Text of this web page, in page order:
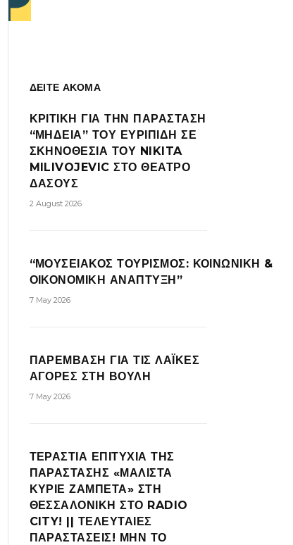
ΔΕΙΤΕ ΑΚΟΜΑ
ΚΡΙΤΙΚΗ ΓΙΑ ΤΗΝ ΠΑΡΑΣΤΑΣΗ
“ΜΗΔΕΙΑ” ΤΟΥ ΕΥΡΙΠΙΔΗ ΣΕ
ΣΚΗΝΟΘΕΣΙΑ ΤΟΥ NIKITA
MILIVOJEVIC ΣΤΟ ΘΕΑΤΡΟ
ΔΑΣΟΥΣ
2 August 2026
“ΜΟΥΣΕΙΑΚΟΣ ΤΟΥΡΙΣΜΟΣ: ΚΟΙΝΩΝΙΚΗ &
ΟΙΚΟΝΟΜΙΚΗ ΑΝΑΠΤΥΞΗ”
7 May 2026
ΠΑΡΕΜΒΑΣΗ ΓΙΑ ΤΙΣ ΛΑΪΚΕΣ
ΑΓΟΡΕΣ ΣΤΗ ΒΟΥΛΗ
7 May 2026
ΤΕΡΑΣΤΙΑ ΕΠΙΤΥΧΙΑ ΤΗΣ
ΠΑΡΑΣΤΑΣΗΣ «ΜΑΛΙΣΤΑ
ΚΥΡΙΕ ΖΑΜΠΕΤΑ» ΣΤΗ
ΘΕΣΣΑΛΟΝΙΚΗ ΣΤΟ RADIO
CITY! || ΤΕΛΕΥΤΑΙΕΣ
ΠΑΡΑΣΤΑΣΕΙΣ! ΜΗΝ ΤΟ